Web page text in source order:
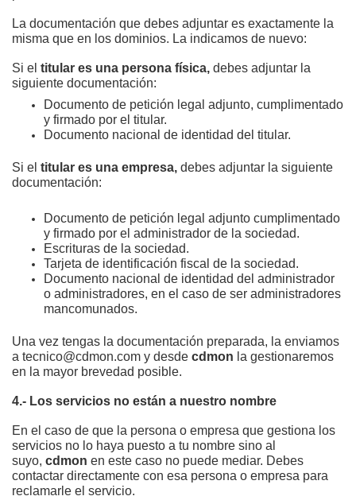
La documentación que debes adjuntar es exactamente la
misma que en los dominios. La indicamos de nuevo:
Si el titular es una persona física, debes adjuntar la
siguiente documentación:
Documento de petición legal adjunto, cumplimentado
y firmado por el titular.
Documento nacional de identidad del titular.
Si el titular es una empresa, debes adjuntar la siguiente
documentación:
Documento de petición legal adjunto cumplimentado
y firmado por el administrador de la sociedad.
Escrituras de la sociedad.
Tarjeta de identificación fiscal de la sociedad.
Documento nacional de identidad del administrador
o administradores, en el caso de ser administradores
mancomunados.
Una vez tengas la documentación preparada, la enviamos
a tecnico@cdmon.com y desde cdmon la gestionaremos
en la mayor brevedad posible.
4.- Los servicios no están a nuestro nombre
En el caso de que la persona o empresa que gestiona los
servicios no lo haya puesto a tu nombre sino al
suyo, cdmon en este caso no puede mediar. Debes
contactar directamente con esa persona o empresa para
reclamarle el servicio.